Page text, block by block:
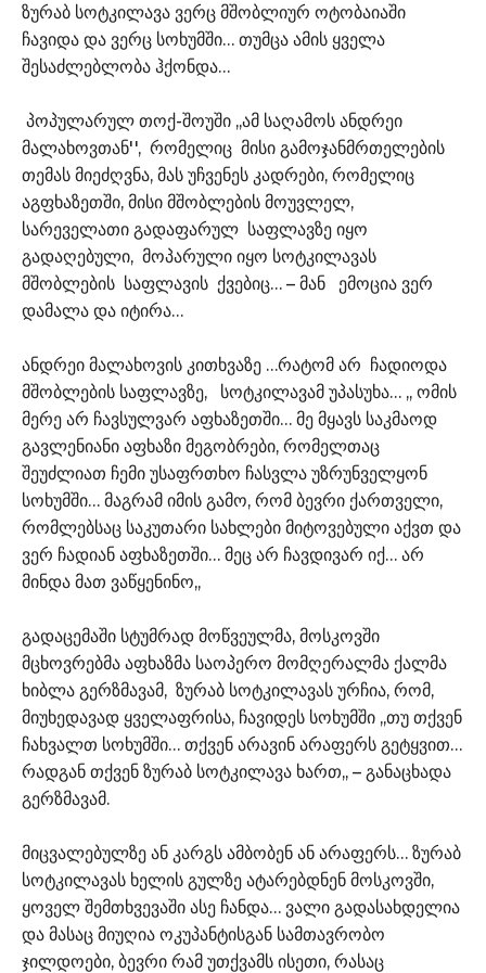
ზურაბ სოტკილავა ვერც მშობლიურ ოტობაიაში
ჩავიდა და ვერც სოხუმში… თუმცა ამის ყველა
შესაძლებლობა ჰქონდა…
პოპულარულ თოქ-შოუში ,,ამ საღამოს ანდრეი
მალახოვთან'', რომელიც მისი გამოჯანმრთელების
თემას მიეძღვნა, მას უჩვენეს კადრები, რომელიც
აგფხაზეთში, მისი მშობლების მოუვლელ,
სარეველათი გადაფარულ საფლავზე იყო
გადაღებული, მოპარული იყო სოტკილავას
მშობლების საფლავის ქვებიც… – მან ემოცია ვერ
დამალა და იტირა…
ანდრეი მალახოვის კითხვაზე …რატომ არ ჩადიოდა
მშობლების საფლავზე, სოტკილავამ უპასუხა… ,, ომის
მერე არ ჩავსულვარ აფხაზეთში… მე მყავს საკმაოდ
გავლენიანი აფხაზი მეგობრები, რომელთაც
შეუძლიათ ჩემი უსაფრთხო ჩასვლა უზრუნველყონ
სოხუმში… მაგრამ იმის გამო, რომ ბევრი ქართველი,
რომლებსაც საკუთარი სახლები მიტოვებული აქვთ და
ვერ ჩადიან აფხაზეთში… მეც არ ჩავდივარ იქ… არ
მინდა მათ ვაწყენინო,,
გადაცემაში სტუმრად მოწვეულმა, მოსკოვში
მცხოვრებმა აფხაზმა საოპერო მომღერალმა ქალმა
ხიბლა გერზმავამ, ზურაბ სოტკილავას ურჩია, რომ,
მიუხედავად ყველაფრისა, ჩავიდეს სოხუმში ,,თუ თქვენ
ჩახვალთ სოხუმში… თქვენ არავინ არაფერს გეტყვით…
რადგან თქვენ ზურაბ სოტკილავა ხართ,, – განაცხადა
გერზმავამ.
მიცვალებულზე ან კარგს ამბობენ ან არაფერს… ზურაბ
სოტკილავას ხელის გულზე ატარებდნენ მოსკოვში,
ყოველ შემთხვევაში ასე ჩანდა… ვალი გადასახდელია
და მასაც მიუღია ოკუპანტისგან სამთავრობო
ჯილდოები, ბევრი რამ უთქვამს ისეთი, რასაც